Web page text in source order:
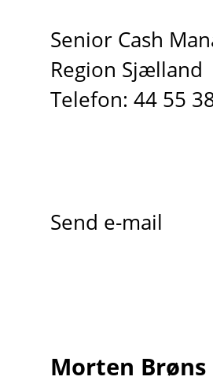
Senior Cash
Region Sjælland
Telefon: 44 55
Send e-mail
Morten Brøns